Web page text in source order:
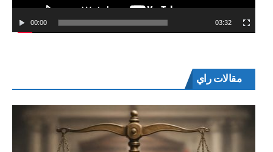
00:00 03:32
مقالات راي